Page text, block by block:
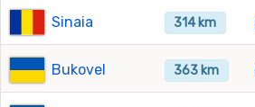
Sinaia 314 km
Bukovel 363 km